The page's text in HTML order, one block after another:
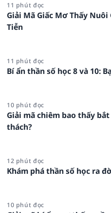
11 phút đọc
Giải Mã Giấc Mơ Thấy
Tiễn
11 phút đọc
Bí ẩn thần số học 8 và 10:
10 phút đọc
Giải mã chiêm bao thấy
thách?
12 phút đọc
Khám phá thần số học ra
10 phút đọc